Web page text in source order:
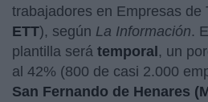
trabajadores en Empresas de
ETT), según La Información.
plantilla será temporal, un
al 42% (800 de casi 2.000
San Fernando de Henares